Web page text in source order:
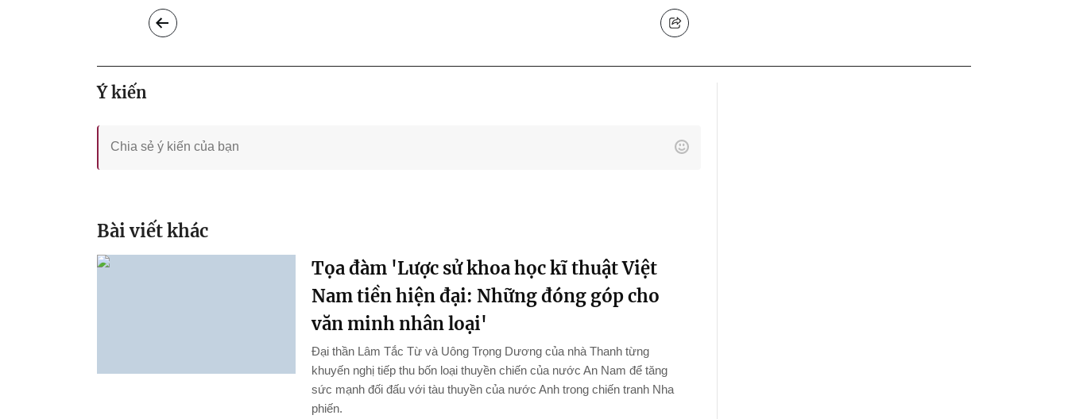
Ý kiến
Bài viết khác
Tọa đàm 'Lược sử khoa học kĩ thuật Việt
Nam tiền hiện đại: Những đóng góp cho
văn minh nhân loại'
Đại thần Lâm Tắc Từ và Uông Trọng Dương của nhà Thanh từng
khuyến nghị tiếp thu bốn loại thuyền chiến của nước An Nam để tăng
sức mạnh đối đấu với tàu thuyền của nước Anh trong chiến tranh Nha
phiến.